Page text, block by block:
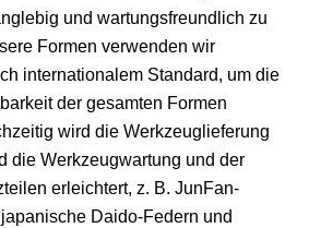
und wartungsfreundlich zu
Formen verwenden wir
internationalem Standard, um die
der gesamten Formen
wird die Werkzeuglieferung
die Werkzeugwartung und der
erleichtert, z. B. JunFan-
Daido-Federn und